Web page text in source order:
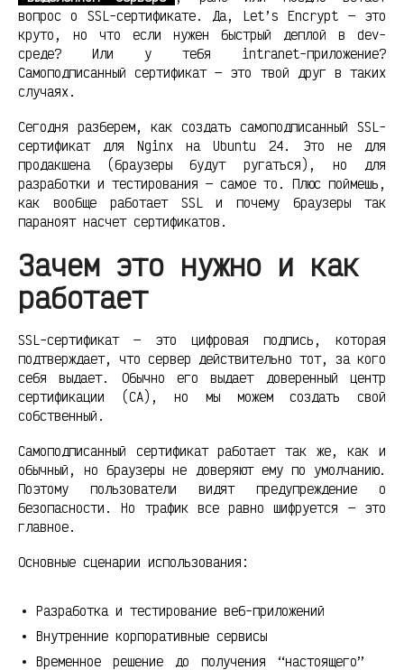
вопрос о SSL-сертификате. Да, Let’s Encrypt — это
круто, но что если нужен быстрый деплой в dev-
среде? Или у тебя intranet-приложение?
Самоподписанный сертификат — это твой друг в таких
случаях.
Сегодня разберем, как создать самоподписанный SSL-
сертификат для Nginx на Ubuntu 24. Это не для
продакшена (браузеры будут ругаться), но для
разработки и тестирования — самое то. Плюс поймешь,
как вообще работает SSL и почему браузеры так
параноят насчет сертификатов.
Зачем это нужно и как
работает
SSL-сертификат — это цифровая подпись, которая
подтверждает, что сервер действительно тот, за кого
себя выдает. Обычно его выдает доверенный центр
сертификации (CA), но мы можем создать свой
собственный.
Самоподписанный сертификат работает так же, как и
обычный, но браузеры не доверяют ему по умолчанию.
Поэтому пользователи видят предупреждение о
безопасности. Но трафик все равно шифруется — это
главное.
Основные сценарии использования:
Разработка и тестирование веб-приложений
Внутренние корпоративные сервисы
Временное решение до получения “настоящего”